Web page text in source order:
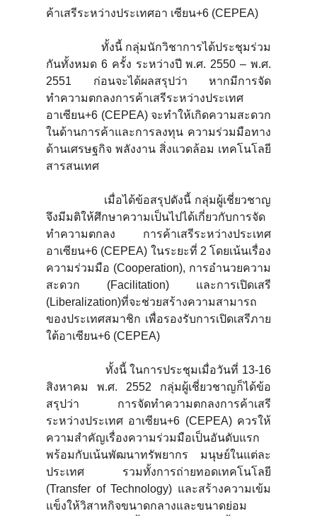
ค้าเสรีระหว่างประเทศอา เซียน+6 (CEPEA)
ทั้งนี้ กลุ่มนักวิชาการได้ประชุมร่วม
กันทั้งหมด 6 ครั้ง ระหว่างปี พ.ศ. 2550 – พ.ศ.
2551 ก่อนจะได้ผลสรุปว่า หากมีการจัด
ทำความตกลงการค้าเสรีระหว่างประเทศ
อาเซียน+6 (CEPEA) จะทำให้เกิดความสะดวก
ในด้านการค้าและการลงทุน ความร่วมมือทาง
ด้านเศรษฐกิจ พลังงาน สิ่งแวดล้อม เทคโนโลยี
สารสนเทศ
เมื่อได้ข้อสรุปดังนี้ กลุ่มผู้เชี่ยวชาญ
จึงมีมติให้ศึกษาความเป็นไปได้เกี่ยวกับการจัด
ทำความตกลง การค้าเสรีระหว่างประเทศ
อาเซียน+6 (CEPEA) ในระยะที่ 2 โดยเน้นเรื่อง
ความร่วมมือ (Cooperation), การอำนวยความ
สะดวก (Facilitation) และการเปิดเสรี
(Liberalization)ที่จะช่วยสร้างความสามารถ
ของประเทศสมาชิก เพื่อรองรับการเปิดเสรีภาย
ใต้อาเซียน+6 (CEPEA)
ทั้งนี้ ในการประชุมเมื่อวันที่ 13-16
สิงหาคม พ.ศ. 2552 กลุ่มผู้เชี่ยวชาญก็ได้ข้อ
สรุปว่า การจัดทำความตกลงการค้าเสรี
ระหว่างประเทศ อาเซียน+6 (CEPEA) ควรให้
ความสำคัญเรื่องความร่วมมือเป็นอันดับแรก
พร้อมกับเน้นพัฒนาทรัพยากร มนุษย์ในแต่ละ
ประเทศ รวมทั้งการถ่ายทอดเทคโนโลยี
(Transfer of Technology) และสร้างความเข้ม
แข็งให้วิสาหกิจขนาดกลางและขนาดย่อม